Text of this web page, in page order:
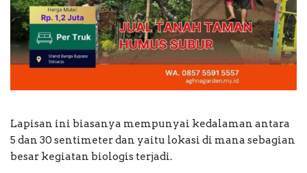
Lapisan ini biasanya mempunyai kedalaman antara
5 dan 30 sentimeter dan yaitu lokasi di mana sebagian
besar kegiatan biologis terjadi.